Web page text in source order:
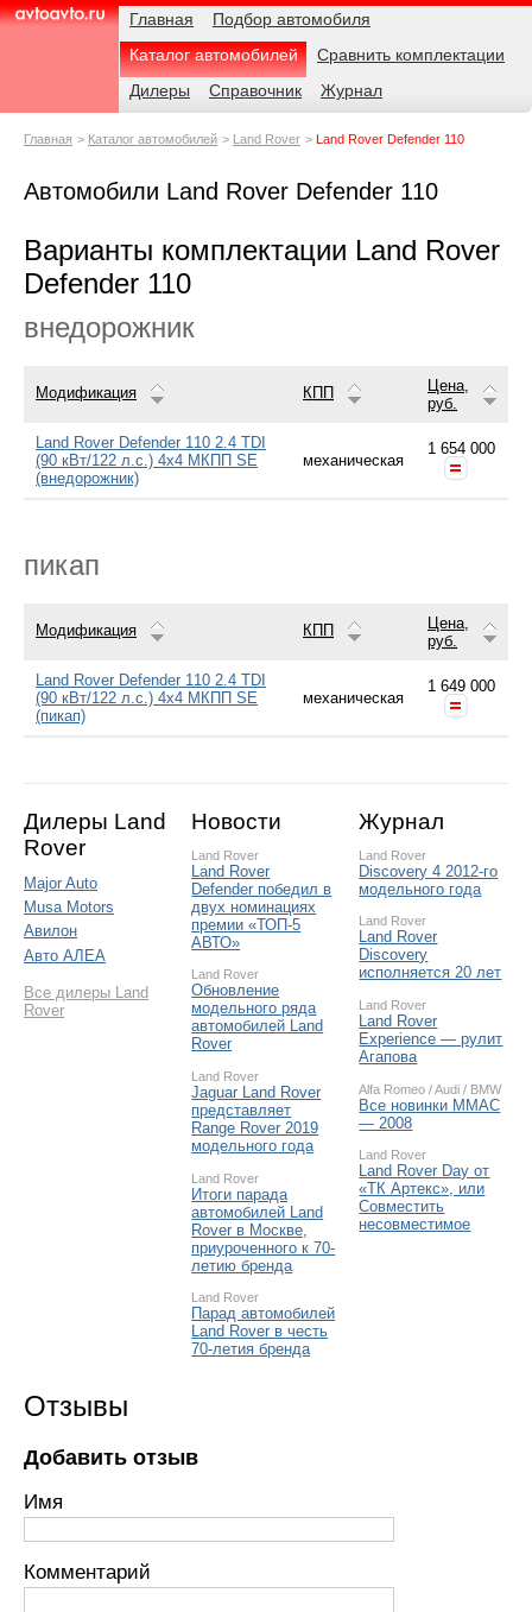
AvtoAvto.ru
Навигация Главная
Подбор автомобиля
Каталог автомобилей
Сравнить комплектации
Дилеры
Справочник Журнал
Родительские
Главная Каталог автомобилей Land Rover Land Rover Defender 110
Автомобили Land Rover Defender 110
Варианты комплектации Land Rover
Defender 110
внедорожник
Модификация КПП
Цена,
руб.
Land Rover Defender 110 2.4 TDI
(90 кВт/122 л.с.) 4x4 МКПП SE
(внедорожник)
механическая
1 654 000
пикап
Модификация КПП
Цена,
руб.
Land Rover Defender 110 2.4 TDI
(90 кВт/122 л.с.) 4x4 МКПП SE
(пикап)
механическая
1 649 000
Дилеры Land
Rover
Major Auto
Musa Motors
Авилон
Авто АЛЕА
Все дилеры Land
Rover
Новости
Land Rover
Land Rover
Defender победил в
двух номинациях
премии «ТОП-5
АВТО»
Land Rover
Обновление
модельного ряда
автомобилей Land
Rover
Land Rover
Jaguar Land Rover
представляет
Range Rover 2019
модельного года
Land Rover
Итоги парада
автомобилей Land
Rover в Москве,
приуроченного к 70-
летию бренда
Land Rover
Парад автомобилей
Land Rover в честь
70-летия бренда
Журнал
Land Rover
Discovery 4 2012-го
модельного года
Land Rover
Land Rover
Discovery
исполняется 20 лет
Land Rover
Land Rover
Experience — рулит
Агапова
Alfa Romeo /Audi / BMW
Все новинки ММАС
— 2008
Land Rover
Land Rover Day от
«ТК Артекс», или
Совместить
несовместимое
Отзывы
Добавить отзыв
Имя
Комментарий